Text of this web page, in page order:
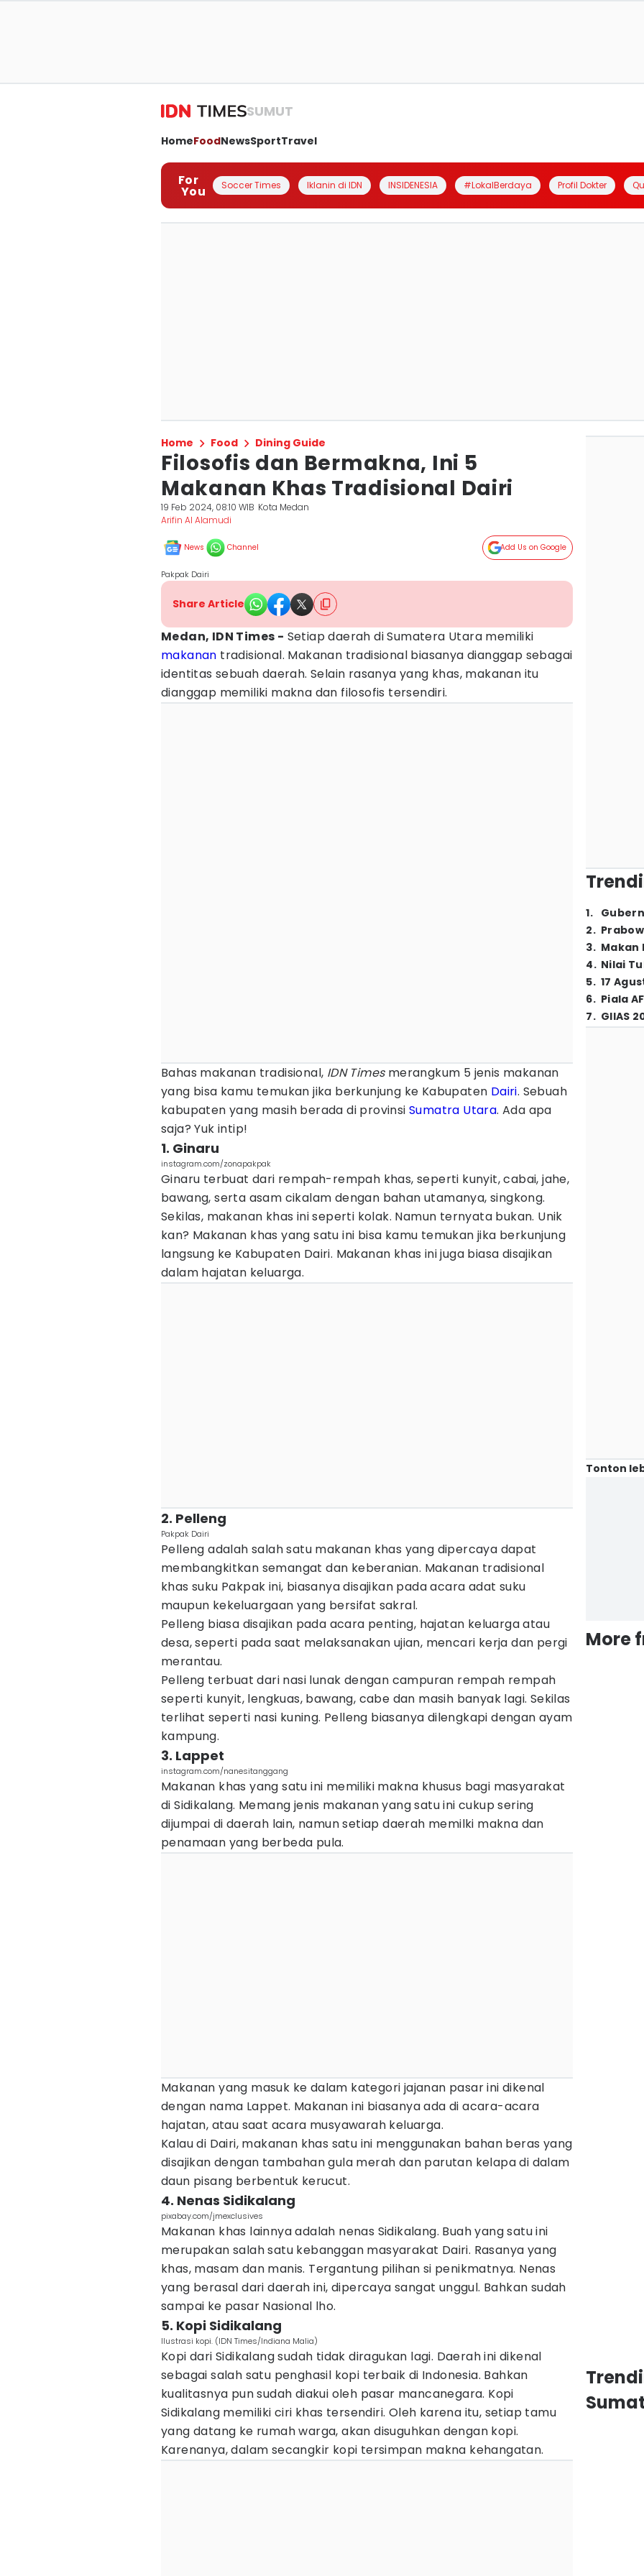
SUMUT
HomeFoodNewsSportTravel
For
You Soccer Times Iklanin di IDN INSIDENESIA #LokalBerdaya Profil Dokter
Home Food Dining Guide
Filosofis dan Bermakna, Ini 5
Makanan Khas Tradisional Dairi
19 Feb 2024, 08:10 WIB Kota Medan
Arifin Al Alamudi
News Channel Add Us on Google
Pakpak Dairi
Share Article
Medan, IDN Times - Setiap daerah di Sumatera Utara memiliki
makanan tradisional. Makanan tradisional biasanya dianggap sebagai
identitas sebuah daerah. Selain rasanya yang khas, makanan itu
dianggap memiliki makna dan filosofis tersendiri.
Bahas makanan tradisional, IDN Timesmerangkum 5 jenis makanan
yang bisa kamu temukan jika berkunjung ke Kabupaten Dairi. Sebuah
kabupaten yang masih berada di provinsi Sumatra Utara. Ada apa
saja? Yuk intip!
1. Ginaru
instagram.com/zonapakpak
Ginaru terbuat dari rempah-rempah khas, seperti kunyit, cabai, jahe,
bawang, serta asam cikalam dengan bahan utamanya, singkong.
Sekilas, makanan khas ini seperti kolak. Namun ternyata bukan. Unik
kan? Makanan khas yang satu ini bisa kamu temukan jika berkunjung
langsung ke Kabupaten Dairi. Makanan khas ini juga biasa disajikan
dalam hajatan keluarga.
2. Pelleng
Pakpak Dairi
Pelleng adalah salah satu makanan khas yang dipercaya dapat
membangkitkan semangat dan keberanian. Makanan tradisional
khas suku Pakpak ini, biasanya disajikan pada acara adat suku
maupun kekeluargaan yang bersifat sakral.
Pelleng biasa disajikan pada acara penting, hajatan keluarga atau
desa, seperti pada saat melaksanakan ujian, mencari kerja dan pergi
merantau.
Pelleng terbuat dari nasi lunak dengan campuran rempah rempah
seperti kunyit, lengkuas, bawang, cabe dan masih banyak lagi. Sekilas
terlihat seperti nasi kuning. Pelleng biasanya dilengkapi dengan ayam
kampung.
3. Lappet
instagram.com/nanesitanggang
Makanan khas yang satu ini memiliki makna khusus bagi masyarakat
di Sidikalang. Memang jenis makanan yang satu ini cukup sering
dijumpai di daerah lain, namun setiap daerah memilki makna dan
penamaan yang berbeda pula.
Makanan yang masuk ke dalam kategori jajanan pasar ini dikenal
dengan nama Lappet. Makanan ini biasanya ada di acara-acara
hajatan, atau saat acara musyawarah keluarga.
Kalau di Dairi, makanan khas satu ini menggunakan bahan beras yang
disajikan dengan tambahan gula merah dan parutan kelapa di dalam
daun pisang berbentuk kerucut.
4. Nenas Sidikalang
pixabay.com/jmexclusives
Makanan khas lainnya adalah nenas Sidikalang. Buah yang satu ini
merupakan salah satu kebanggan masyarakat Dairi. Rasanya yang
khas, masam dan manis. Tergantung pilihan si penikmatnya. Nenas
yang berasal dari daerah ini, dipercaya sangat unggul. Bahkan sudah
sampai ke pasar Nasional lho.
5. Kopi Sidikalang
Ilustrasi kopi. (IDN Times/Indiana Malia)
Kopi dari Sidikalang sudah tidak diragukan lagi. Daerah ini dikenal
sebagai salah satu penghasil kopi terbaik di Indonesia. Bahkan
kualitasnya pun sudah diakui oleh pasar mancanegara. Kopi
Sidikalang memiliki ciri khas tersendiri. Oleh karena itu, setiap tamu
yang datang ke rumah warga, akan disuguhkan dengan kopi.
Karenanya, dalam secangkir kopi tersimpan makna kehangatan.
1.
2.
3. Makan
4. Nilai
5. 17
6. Piala
7. GIIAS
Tonton
More